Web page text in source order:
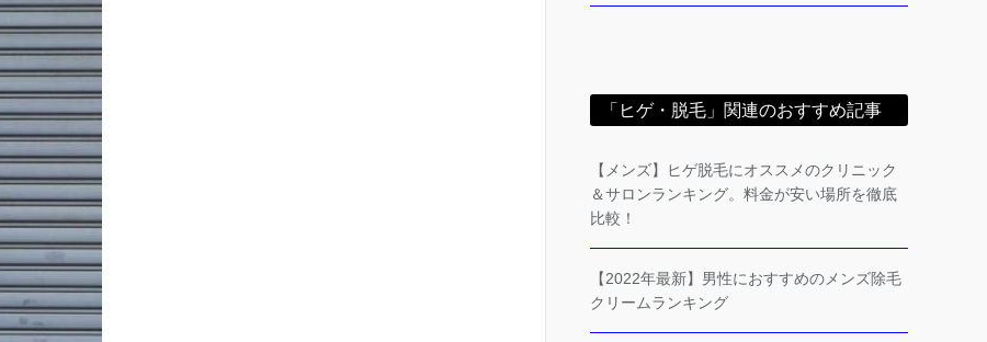
「ヒゲ・脱毛」関連のおすすめ記事
【メンズ】ヒゲ脱毛にオススメのクリニック
＆サロンランキング。料金が安い場所を徹底
比較！
【2022年最新】男性におすすめのメンズ除毛
クリームランキング